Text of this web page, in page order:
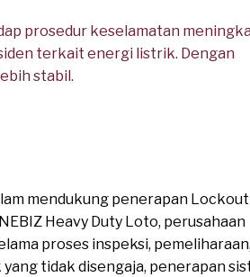
prosedur keselamatan
terkait energi listrik. Dengan
stabil.
mendukung penerapan Lockout
Heavy Duty Loto, perusahaan
proses inspeksi, pemeliharaan,
tidak disengaja, penerapan